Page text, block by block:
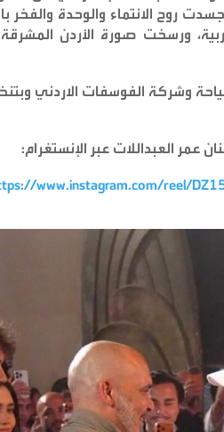
جسدت روح الانتماء والوحدة
العربية، ورسخت صورة الأردن
وشركة الفوسفات الاردني
عمر العبداللات عبر الإنستغرام:
www.instagram.com/reel/